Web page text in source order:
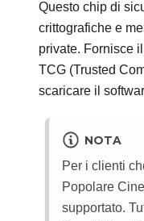
Questo chip di
crittografiche e
private. Fornisce
TCG (Trusted
scaricare il
NOTA
Per i clienti
Popolare
supportato.